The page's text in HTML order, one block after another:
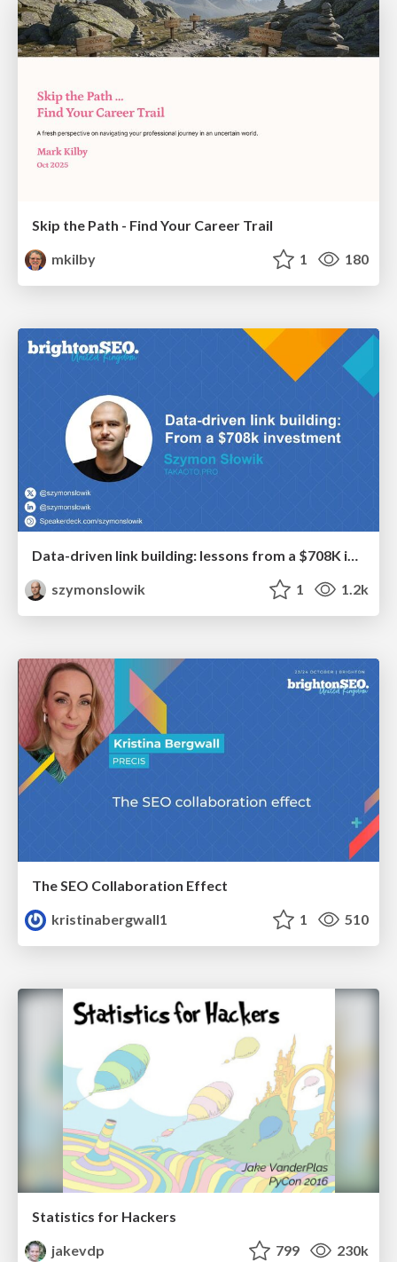
Skip the Path - Find Your Career Trail
mkilby
1 180
Data-driven link building: lessons from a $708K investment (BrightonSEO talk)
szymonslowik
1 1.2k
The SEO Collaboration Effect
kristinabergwall1
1 510
Statistics for Hackers
jakevdp
799 230k